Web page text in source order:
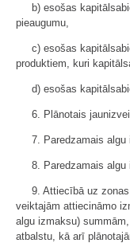
b) esošas
pieaugumu,
c) esošas
produktiem, kuri
d) esošas
6. Plānotais
7. Paredzamais
8. Paredzamais algu
9. Attiecībā uz
veiktajām attiecināmo
algu izmaksu)
atbalstu, kā arī